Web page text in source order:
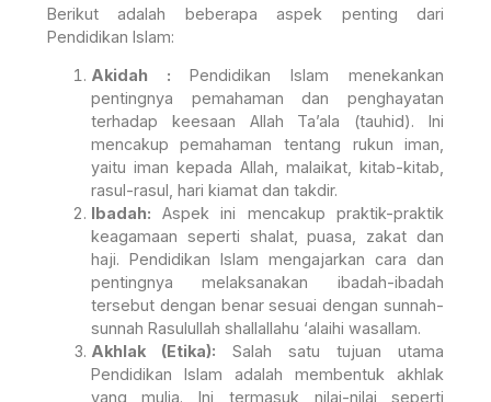
Berikut adalah beberapa aspek penting dari
Pendidikan Islam:
Akidah : Pendidikan Islam menekankan
pentingnya pemahaman dan penghayatan
terhadap keesaan Allah Ta’ala (tauhid). Ini
mencakup pemahaman tentang rukun iman,
yaitu iman kepada Allah, malaikat, kitab-kitab,
rasul-rasul, hari kiamat dan takdir.
Ibadah: Aspek ini mencakup praktik-praktik
keagamaan seperti shalat, puasa, zakat dan
haji. Pendidikan Islam mengajarkan cara dan
pentingnya melaksanakan ibadah-ibadah
tersebut dengan benar sesuai dengan sunnah-
sunnah Rasulullah shallallahu ‘alaihi wasallam.
Akhlak (Etika): Salah satu tujuan utama
Pendidikan Islam adalah membentuk akhlak
yang mulia. Ini termasuk nilai-nilai seperti